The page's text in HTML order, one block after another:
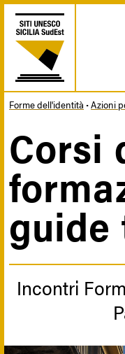
Salta
contenuto
principale
Briciole
di
pane
Forme dell'identità Azioni
Corsi
Incontri